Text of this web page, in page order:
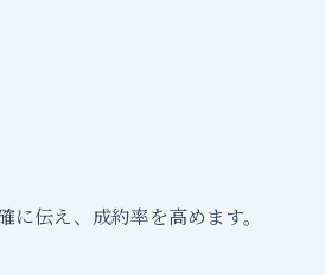
伝え、成約率を高めます。